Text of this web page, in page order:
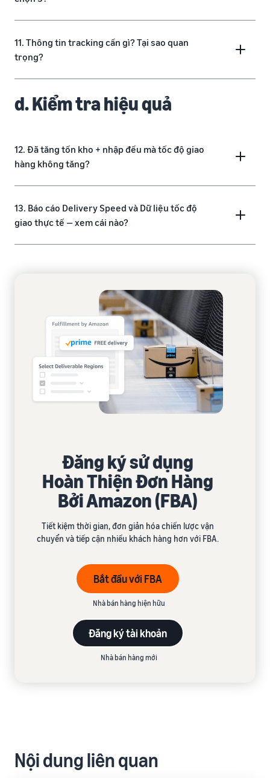
11. Thông tin tracking cần gì? Tại sao quan
trọng?
d. Kiểm tra hiệu quả
12. Đã tăng tồn kho + nhập đều mà tốc độ giao
hàng không tăng?
13. Báo cáo Delivery Speed và Dữ liệu tốc độ
giao thực tế — xem cái nào?
Đăng ký sử dụng
Hoàn Thiện Đơn Hàng
Bởi Amazon (FBA)
Tiết kiệm thời gian, đơn giản hóa chiến lược vận
chuyển và tiếp cận nhiều khách hàng hơn với FBA.
Bắt đầu với FBA
Nhà bán hàng hiện hữu
Đăng ký tài khoản
Nhà bán hàng mới
Nội dung liên quan